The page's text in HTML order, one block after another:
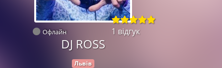
Офлайн 1 відгук
DJ ROSS
Львів